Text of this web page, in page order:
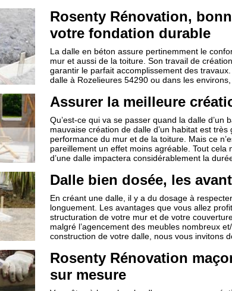
Rosenty Rénovation,
votre fondation durable
La dalle en béton assure pertinemment le
mur et aussi de la toiture. Son travail de
garantir le parfait accomplissement des
dalle à Rozelieures 54290 ou dans les
Assurer la meilleure
Qu’est-ce qui va se passer quand la dalle d’un
mauvaise création de dalle d’un habitat est
performance du mur et de la toiture. Mais ce
pareillement un effet moins agréable. Tout
d’une dalle impactera considérablement la
Dalle bien dosée, les
En créant une dalle, il y a du dosage à
longuement. Les avantages que vous allez
structuration de votre mur et de votre
malgré l’agencement des meubles nombreux
construction de votre dalle, nous vous invitons
Rosenty Rénovation
sur mesure